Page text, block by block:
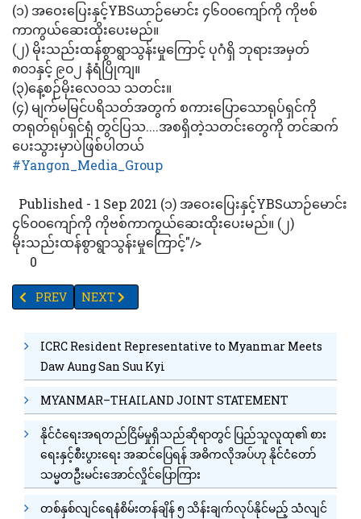
(၁) အဝေးပြေးနှင့်YBSယာဉ်မောင်း ၄၆၀၀ကျော်ကို ကိုဗစ်
ကာကွယ်ဆေးထိုးပေးမည်။
(၂) မိုးသည်းထန်စွာရွာသွန်းမှုကြောင့် ပုဂံရှိ ဘုရားအမှတ်
၈၀၁နှင့် ၉၀၂ နံရံပြိုကျ။
(၃)နေ့စဉ်မိုးလေဝသ သတင်း။
(၄) မျက်မမြင်ပရိသတ်အတွက် စကားပြောသောရုပ်ရှင်ကို
တရုတ်ရုပ်ရှင်ရုံ တွင်ပြသ....အစရှိတဲ့သတင်းတွေကို တင်ဆက်
ပေးသွားမှာပဲဖြစ်ပါတယ်
#Yangon_Media_Group
Published - 1 Sep 2021 (၁) အဝေးပြေးနှင့်YBSယာဉ်မောင်း
၄၆၀၀ကျော်ကို ကိုဗစ်ကာကွယ်ဆေးထိုးပေးမည်။ (၂)
မိုးသည်းထန်စွာရွာသွန်းမှုကြောင့်"/>
0
PREVIOUS ARTICLE: အဝေးပြေးနှင့် YBSယာဉ်မောင်း ၄၆၀၀က
PREV NEXT ARTICLE: တရုတ်အထူးသံတမန် ဆွန်ကော့ရှန် မြန်
NEXT
ICRC Resident Representative to Myanmar Meets
Daw Aung San Suu Kyi
MYANMAR–THAILAND JOINT STATEMENT
နိုင်ငံရေးအရတည်ငြိမ်မှုရှိသည်ဆိုရာတွင် ပြည်သူလူထု၏ စား
ရေးနှင့်စီးပွားရေး အဆင်ပြေရန် အဓိကလိုအပ်ဟု နိုင်ငံတော်
သမ္မတဦးမင်းအောင်လှိုင်ပြောကြား
တစ်နှစ်လျင်ရေနံစိမ်းတန်ချိန် ၅ သိန်းချက်လုပ်နိုင်မည့် သံလျင်